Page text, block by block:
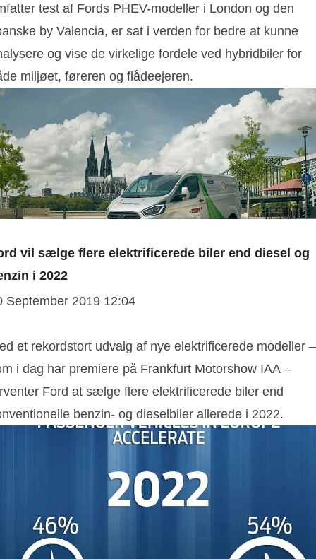
test af Fords PHEV-modeller i London og den
by Valencia, er sat i verden for bedre at kunne
og vise de virkelige fordele ved hybridbiler for
miljøet, føreren og flådeejeren.
vil sælge flere elektrificerede biler end diesel og
i 2022
September 2019 12:04
et rekordstort udvalg af nye elektrificerede modeller –
i dag har premiere på Frankfurt Motorshow IAA –
Ford at sælge flere elektrificerede biler end
benzin- og dieselbiler allerede i 2022.